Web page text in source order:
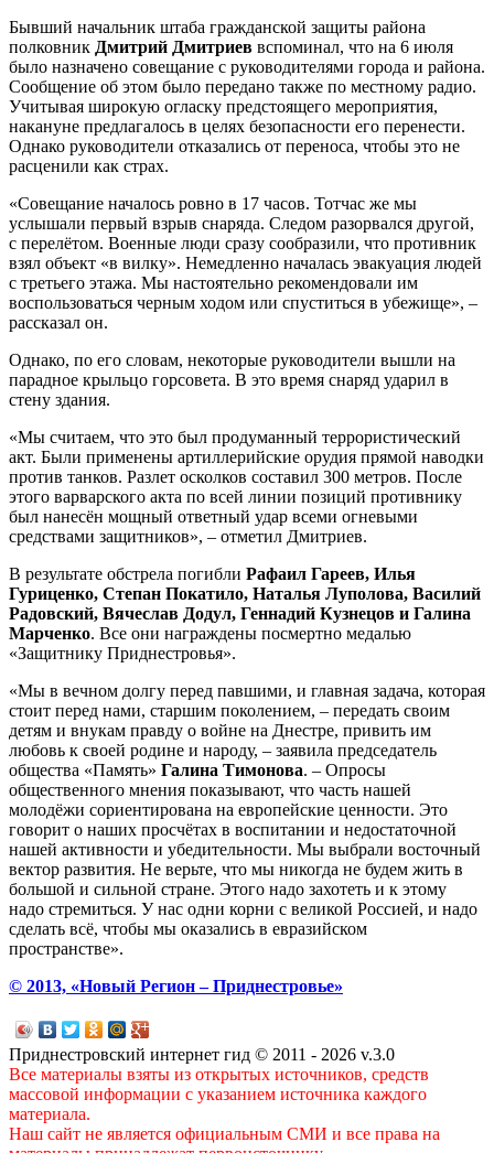
Бывший начальник штаба гражданской защиты района
полковник Дмитрий Дмитриев вспоминал, что на 6 июля
было назначено совещание с руководителями города и района.
Сообщение об этом было передано также по местному радио.
Учитывая широкую огласку предстоящего мероприятия,
накануне предлагалось в целях безопасности его перенести.
Однако руководители отказались от переноса, чтобы это не
расценили как страх.
«Совещание началось ровно в 17 часов. Тотчас же мы
услышали первый взрыв снаряда. Следом разорвался другой,
с перелётом. Военные люди сразу сообразили, что противник
взял объект «в вилку». Немедленно началась эвакуация людей
с третьего этажа. Мы настоятельно рекомендовали им
воспользоваться черным ходом или спуститься в убежище», –
рассказал он.
Однако, по его словам, некоторые руководители вышли на
парадное крыльцо горсовета. В это время снаряд ударил в
стену здания.
«Мы считаем, что это был продуманный террористический
акт. Были применены артиллерийские орудия прямой наводки
против танков. Разлет осколков составил 300 метров. После
этого варварского акта по всей линии позиций противнику
был нанесён мощный ответный удар всеми огневыми
средствами защитников», – отметил Дмитриев.
В результате обстрела погибли Рафаил Гареев, Илья
Гуриценко, Степан Покатило, Наталья Луполова, Василий
Радовский, Вячеслав Додул, Геннадий Кузнецов и Галина
Марченко. Все они награждены посмертно медалью
«Защитнику Приднестровья».
«Мы в вечном долгу перед павшими, и главная задача, которая
стоит перед нами, старшим поколением, – передать своим
детям и внукам правду о войне на Днестре, привить им
любовь к своей родине и народу, – заявила председатель
общества «Память» Галина Тимонова. – Опросы
общественного мнения показывают, что часть нашей
молодёжи сориентирована на европейские ценности. Это
говорит о наших просчётах в воспитании и недостаточной
нашей активности и убедительности. Мы выбрали восточный
вектор развития. Не верьте, что мы никогда не будем жить в
большой и сильной стране. Этого надо захотеть и к этому
надо стремиться. У нас одни корни с великой Россией, и надо
сделать всё, чтобы мы оказались в евразийском
пространстве».
© 2013, «Новый Регион – Приднестровье»
Приднестровский интернет гид © 2011 - 2026 v.3.0
Все материалы взяты из открытых источников, средств
массовой информации с указанием источника каждого
материала.
Наш сайт не является официальным СМИ и все права на